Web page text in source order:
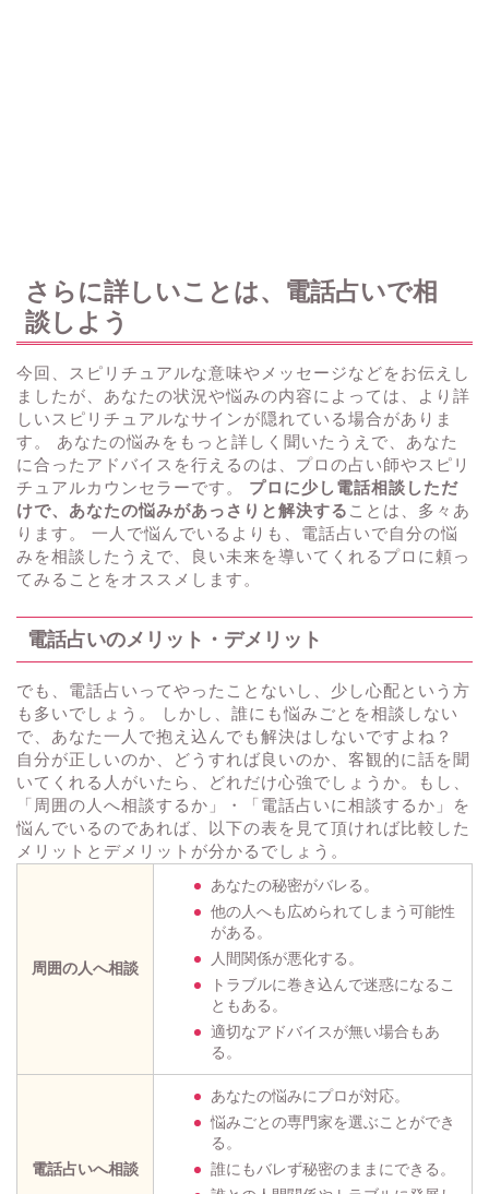
さらに詳しいことは、電話占いで相
談しよう
今回、スピリチュアルな意味やメッセージなどをお伝えし
ましたが、あなたの状況や悩みの内容によっては、より詳
しいスピリチュアルなサインが隠れている場合がありま
す。 あなたの悩みをもっと詳しく聞いたうえで、あなた
に合ったアドバイスを行えるのは、プロの占い師やスピリ
チュアルカウンセラーです。 プロに少し電話相談しただ
けで、あなたの悩みがあっさりと解決する ことは、多々あ
ります。 一人で悩んでいるよりも、電話占いで自分の悩
みを相談したうえで、良い未来を導いてくれるプロに頼っ
てみることをオススメします。
電話占いのメリット・デメリット
でも、電話占いってやったことないし、少し心配という方
も多いでしょう。 しかし、誰にも悩みごとを相談しない
で、あなた一人で抱え込んでも解決はしないですよね？
自分が正しいのか、どうすれば良いのか、客観的に話を聞
いてくれる人がいたら、どれだけ心強でしょうか。もし、
「周囲の人へ相談するか」・「電話占いに相談するか」を
悩んでいるのであれば、以下の表を見て頂ければ比較した
メリットとデメリットが分かるでしょう。
周囲の人へ相談
あなたの秘密がバレる。
他の人へも広められてしまう可能性
がある。
人間関係が悪化する。
トラブルに巻き込んで迷惑になるこ
ともある。
適切なアドバイスが無い場合もあ
る。
電話占いへ相談
あなたの悩みにプロが対応。
悩みごとの専門家を選ぶことができ
る。
誰にもバレず秘密のままにできる。